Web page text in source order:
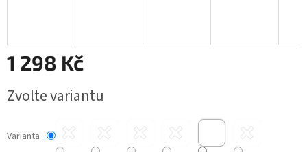
1 298 Kč
cena:
Zvolte variantu
Varianta